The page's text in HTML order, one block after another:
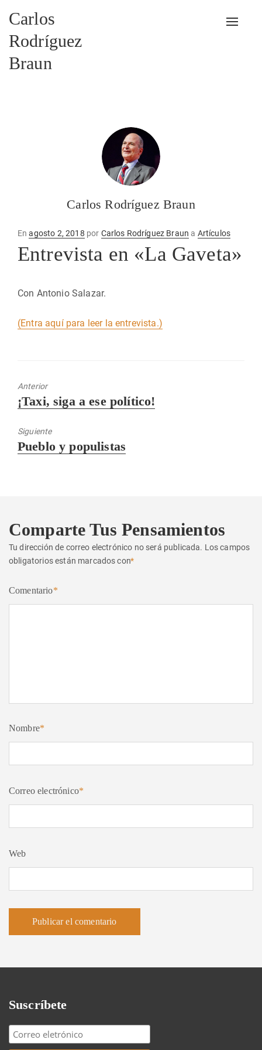
Carlos
Rodríguez
Braun
Carlos Rodríguez Braun
EnPublicado
en
agosto 2, 2018 por Carlos Rodríguez Braun a Artículos
Entrevista en «La Gaveta»
Con Antonio Salazar.
(Entra aquí para leer la entrevista.)
Anterior
Entrada
¡Taxi, siga a ese político!
Siguiente
Entrada
Pueblo y populistas
Comparte Tus Pensamientos
Tu dirección de correo electrónico no será publicada. Los campos
obligatorios están marcados con*
Comentario*
Nombre*
Correo electrónico*
Web
Suscríbete